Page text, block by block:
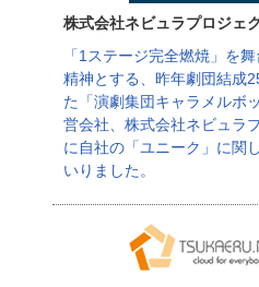
株式会社ネビュラプロジェ
「1ステージ完全燃焼」を
精神とする、昨年劇団結成
た「演劇集団キャラメルボ
営会社、株式会社ネビュラ
に自社の「ユニーク」に関
いりました。